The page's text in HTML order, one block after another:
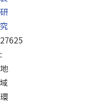
研
究
27625
:
地
域
環